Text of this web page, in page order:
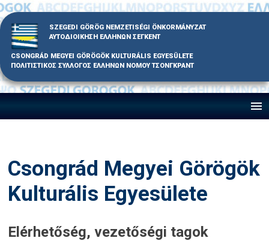
Skip
to
content
SZEGEDI GÖRÖG NEMZETISÉGI ÖNKORMÁNYZAT
ΑΥΤΟΔΙΟΙΚΗΣΗ ΕΛΛΗΝΩΝ ΣΕΓΚΕΝΤ
CSONGRÁD MEGYEI GÖRÖGÖK KULTURÁLIS EGYESÜLETE
ΠΟΛΙΤΙΣΤΙΚΟΣ ΣΥΛΛΟΓΟΣ ΕΛΛΗΝΩΝ ΝΟΜΟΥ ΤΣΟΝΓΚΡΑΝΤ
Csongrád Megyei Görögök
Kulturális Egyesülete
Elérhetőség, vezetőségi tagok